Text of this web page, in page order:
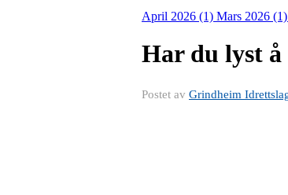
April 2026 (1) Mars 2026 (1)
Har du lyst å
Postet av Grindheim